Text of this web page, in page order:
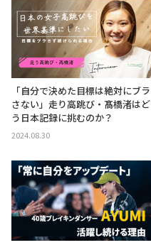
「自分で決めた目標は絶対にブラ
さない」走り高跳び・髙橋渚はど
う日本記録に挑むのか？
2024.08.30